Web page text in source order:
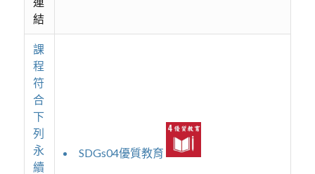
結
課
程
符
合
下
列
永
續
SDGs04優質教育